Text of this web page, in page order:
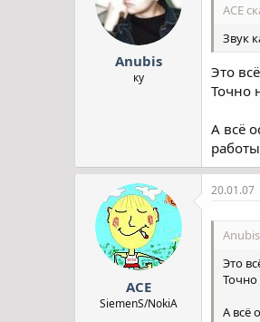
Anubis
ку
ACE
Звук
Это
Точно
А всё
ACE
SiemenS/NokiA
20.01.07
Это
Точно
А всё